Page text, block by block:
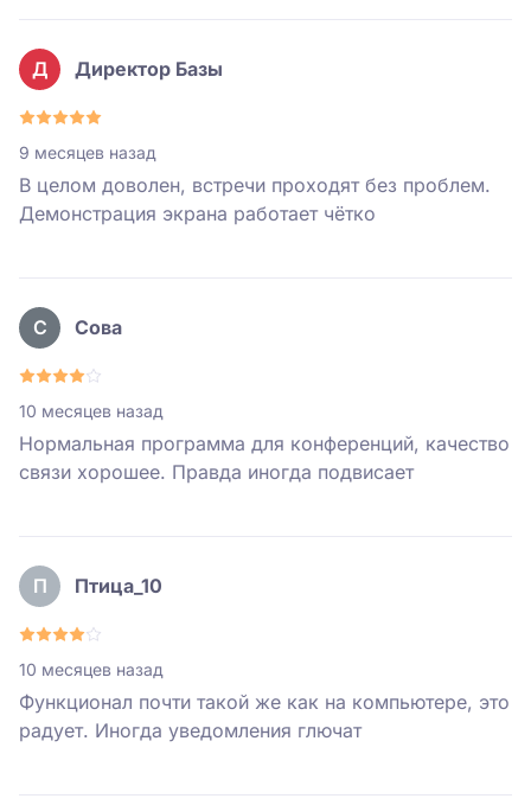
Д Директор Базы
9 месяцев назад
В целом доволен, встречи проходят без проблем.
Демонстрация экрана работает чётко
С Сова
10 месяцев назад
Нормальная программа для конференций, качество
связи хорошее. Правда иногда подвисает
П Птица_10
10 месяцев назад
Функционал почти такой же как на компьютере, это
радует. Иногда уведомления глючат